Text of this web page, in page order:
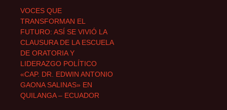
VOCES QUE
TRANSFORMAN EL
FUTURO: ASÍ SE VIVIÓ LA
CLAUSURA DE LA ESCUELA
DE ORATORIA Y
LIDERAZGO POLÍTICO
«CAP. DR. EDWIN ANTONIO
GAONA SALINAS» EN
QUILANGA – ECUADOR